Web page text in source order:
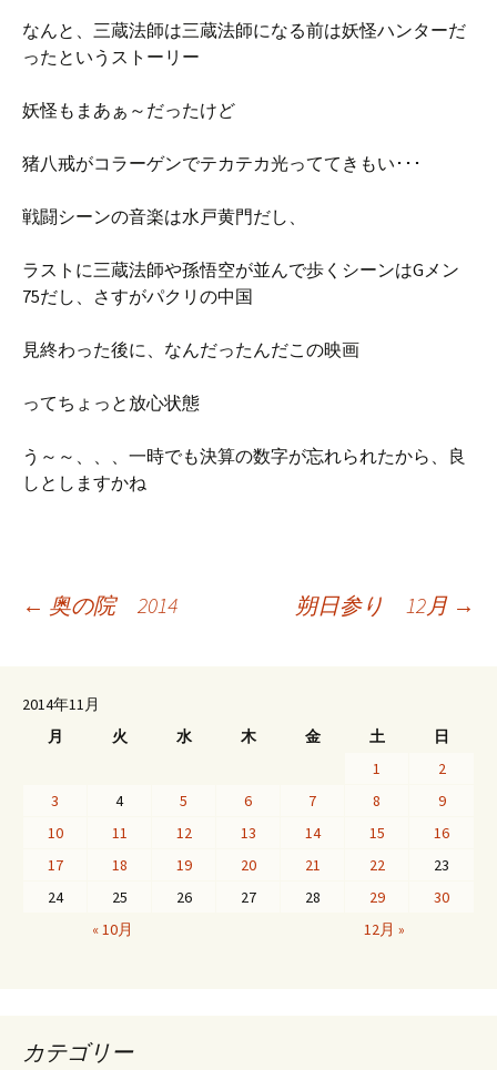
なんと、三蔵法師は三蔵法師になる前は妖怪ハンターだ
ったというストーリー
妖怪もまあぁ～だったけど
猪八戒がコラーゲンでテカテカ光っててきもい･･･
戦闘シーンの音楽は水戸黄門だし、
ラストに三蔵法師や孫悟空が並んで歩くシーンはGメン
75だし、 さすがパクリの中国
見終わった後に、なんだったんだこの映画
ってちょっと放心状態
う～～、、、一時でも決算の数字が忘れられたから、良
しとしますかね
投
稿
ナ
ビ
ゲ
シ
← 奥の院 2014 朔日参り 12月 →
2014年11月
月
火 水 木 金 土
日
1
2
3
4 5 6 7 8
9
10
11 12 13 14 15
16
17
18 19 20 21 22
23
24
25 26 27 28 29
30
« 10月
12月 »
カテゴリー